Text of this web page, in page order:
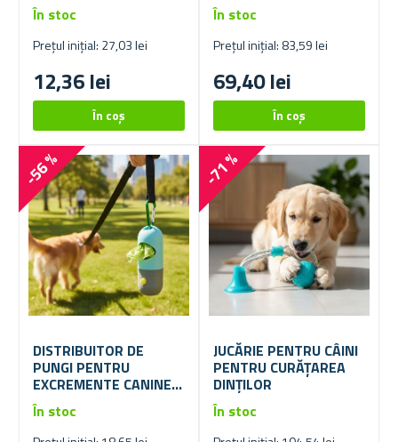
Prețul inițial: 27,03 lei
12,36 lei
În stoc
Prețul inițial: 83,59 lei
69,40 lei
În stoc
-56 %
DISTRIBUITOR DE
PUNGI PENTRU
EXCREMENTE CANINE
CU ILUMINARE
În stoc
-71 %
JUCĂRIE PENTRU CÂINI
PENTRU CURĂȚAREA
DINȚILOR
În stoc